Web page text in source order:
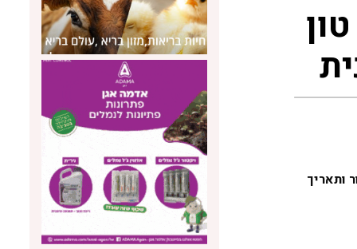
מפקחי משרד החקלאות תפסו 2 טון
ותאריך